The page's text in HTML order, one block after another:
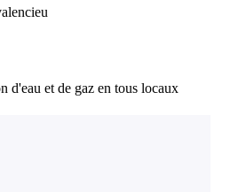
d'eau et de gaz en tous locaux